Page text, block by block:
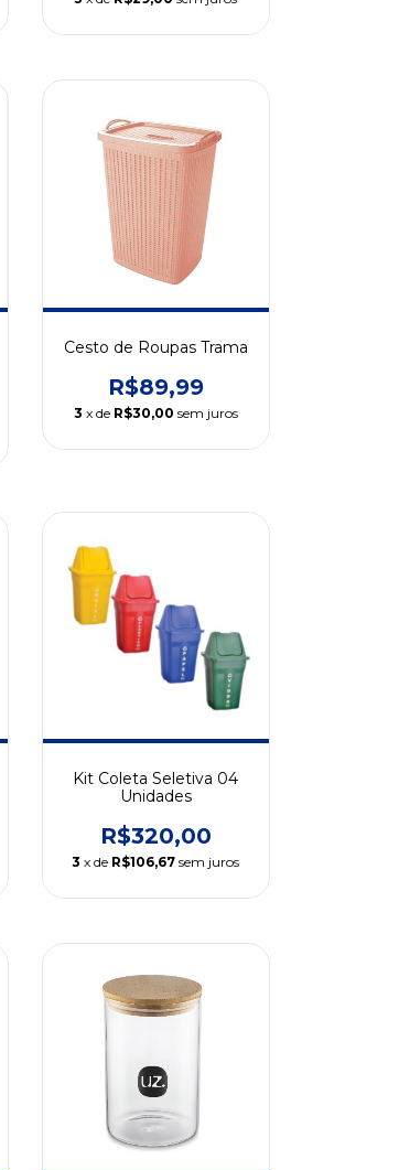
Cesto de Roupas Trama
R$89,99
3 x de R$30,00 sem juros
Kit Coleta Seletiva 04
Unidades
R$320,00
3 x de R$106,67 sem juros